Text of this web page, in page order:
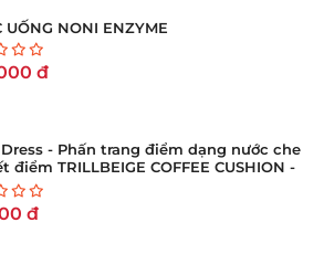
UỐNG NONI ENZYME
đ
- Phấn trang điểm dạng nước che
điểm TRILLBEIGE COFFEE CUSHION -
15g)
đ